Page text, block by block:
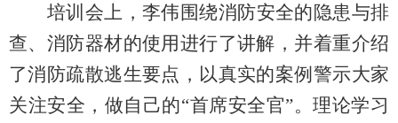
培训会上，李伟 围绕消防安全的隐患与排
查、消防器材的使用进行了讲解，并着重介绍
了消防疏散逃生要点，以真实的案例警示大家
关注安全，做自己的“首席安全官”。理论学习